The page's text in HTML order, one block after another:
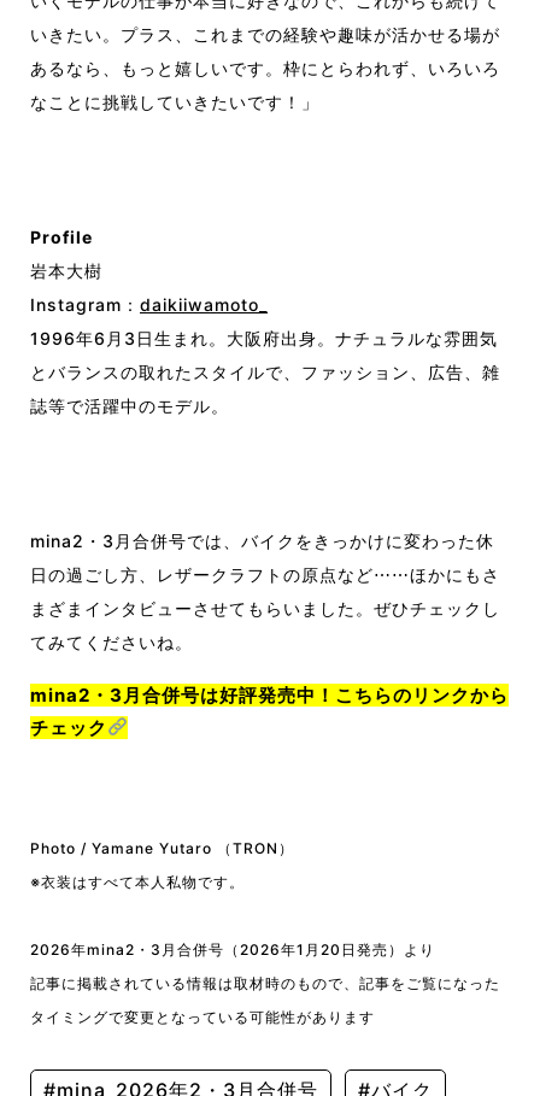
いきたい。プラス、これまでの経験や趣味が活かせる場が
あるなら、もっと嬉しいです。枠にとらわれず、いろいろ
なことに挑戦していきたいです ！ 」
Profile
岩本大樹
Instagram： daikiiwamoto_
1996年6月3日生まれ。大阪府出身。ナチュラルな雰囲気
とバランスの取れたスタイルで、ファッション、広告、雑
誌等で活躍中のモデル。
mina2・3月合併号では、バイクをきっかけに変わった休
日の過ごし方、レザークラフトの原点など⋯⋯ほかにもさ
まざまインタビューさせてもらいました。ぜひチェックし
てみてくださいね。
mina2・3月合併号は好評発売中！こちらのリンクから
チェック
Photo / Yamane Yutaro （TRON）
※衣装はすべて本人私物です。
2026年mina2・3月合併号（2026年1月20日発売）より
記事に掲載されている情報は取材時のもので、記事をご覧になった
タイミングで変更となっている可能性があります
#mina_2026年2・3月合併号 #バイク